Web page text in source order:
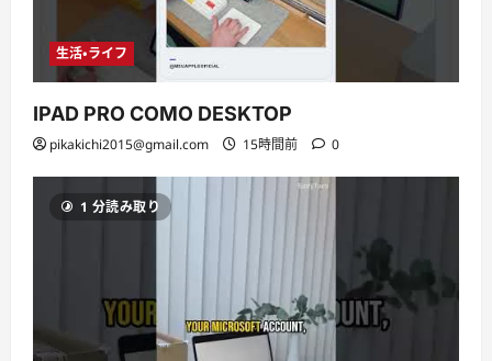
生活・ライフ
IPAD PRO COMO DESKTOP
pikakichi2015@gmail.com 15時間前 0
1 分読み取り